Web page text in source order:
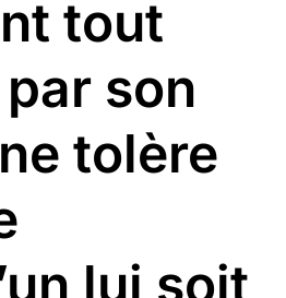
tout
son
tolère
lui soit